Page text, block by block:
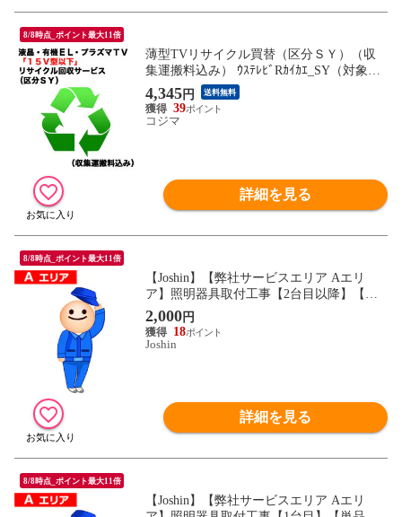
8/8時点_ポイント最大11倍
薄型TVリサイクル買替（区分ＳＹ）（収
集運搬料込み） ｳｽﾃﾚﾋﾞRｶｲｶｴ_SY（対象商
品との同時注文時のみ承ります。）
4,345円 送料無料
39
コジマ
詳細を見る
8/8時点_ポイント最大11倍
【Joshin】【弊社サービスエリア Aエリ
ア】照明器具取付工事【2台目以降】【単
品購入不可】【必ずJoshinが販売する対象
商品と一緒にお買い求めください】
2,000円
18
Joshin
詳細を見る
8/8時点_ポイント最大11倍
【Joshin】【弊社サービスエリア Aエリ